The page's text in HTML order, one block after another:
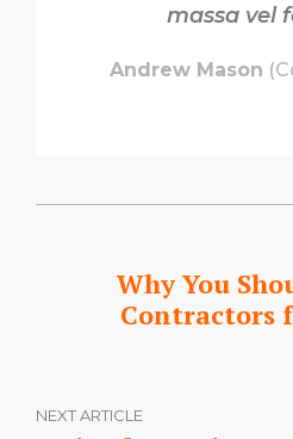
massa vel
Andrew Mason
Why You
Contractors
NEXT ARTICLE